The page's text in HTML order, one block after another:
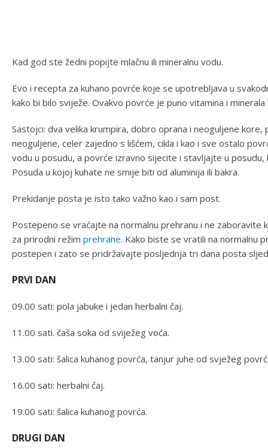
Kad god ste žedni popijte mlačnu ili mineralnu vodu.
Evo i recepta za kuhano povrće koje se upotrebljava u
kako bi bilo sviježe. Ovakvo povrće je puno vitamina i
Sastojci: dva velika krumpira, dobro oprana i neoguljene
neoguljene, celer zajedno s lišćem, cikla i kao i sve ostalo
vodu u posudu, a povrće izravno sijecite i stavljajte u
Posuda u kojoj kuhate ne smije biti od aluminija ili bakra.
Prekidanje posta je isto tako važno kao i sam post.
Postepeno se vraćajte na normalnu prehranu i ne
za prirodni režim prehrane. Kako biste se vratili na normalnu
postepen i zato se pridržavajte posljednja tri dana posta
PRVI DAN
09.00 sati: pola jabuke i jedan herbalni čaj.
11.00 sati. čaša soka od sviježeg voća.
13.00 sati: šalica kuhanog povrća, tanjur juhe od svježeg
16.00 sati: herbalni čaj.
19.00 sati: šalica kuhanog povrća.
DRUGI DAN